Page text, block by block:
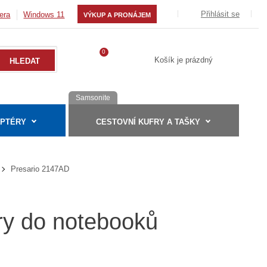
Windows 11 VÝKUP A PRONÁJEM Přihlásit se
0
Košík je prázdný
Samsonite
CESTOVNÍ KUFRY A TAŠKY
Presario 2147AD
do notebooků